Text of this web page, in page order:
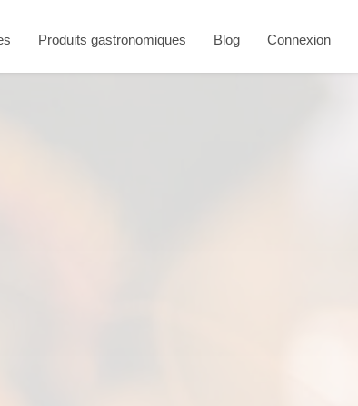
Produits gastronomiques Blog Connexion